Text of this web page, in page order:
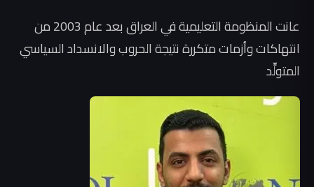
عانت المنظومة التعليمية في العراق بعد عام 2003 من
انتهاكات وأزمات متكررة نتيجة الحروب والانسداد السياسي
المتولِّد